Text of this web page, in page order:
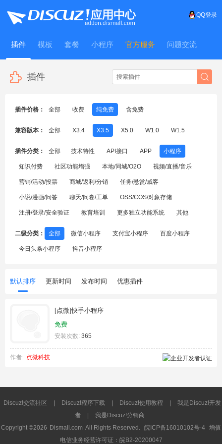
QQ登录
插件 模板 套餐 小程序 官方服务 问题交流
WitFrame
插件
插件价格： 全部 收费 纯免费 含免费
兼容版本： 全部 X3.4 X3.5 X5.0 W1.0 W1.5
插件分类： 全部 技术特性 API接口 APP 小程序
知识付费 社区功能增强 本地/同城/O2O 视频/直播/音乐
营销/活动/投票 商城/返利/分销 任务/悬赏/威客
小说/漫画/问答 聊天/问卷/工单 OSS/COS/对象存储
注册/登录/安全验证 教育培训 更多独立功能系统 其他
二级分类： 全部 微信小程序 支付宝小程序 百度小程序
今日头条小程序 抖音小程序
默认排序 更新时间 发布时间 优惠插件
[点微]快手小程序
免费
安装次数: 365
作者: 点微科技
Discuz!交流社区 Discuz!程序下载 Discuz!使用教程
我是Discuz!开发
者
我是Discuz!分销商
Copyright ©2026 Dismall.com All Rights Reserved. 皖ICP备16010102号-4 增值
电信业务经营许可证：皖B2-20200047